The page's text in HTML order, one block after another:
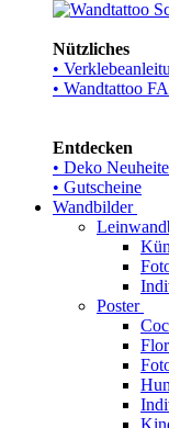
Nützliches
•
• Wandtattoo
Entdecken
• Deko
• Gutscheine
Wandbilder
Poster